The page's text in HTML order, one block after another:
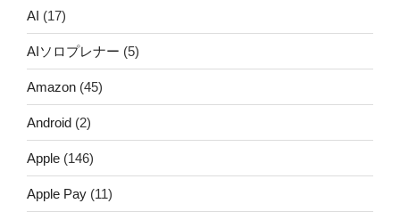
AI (17)
AIソロプレナー (5)
Amazon (45)
Android (2)
Apple (146)
Apple Pay (11)